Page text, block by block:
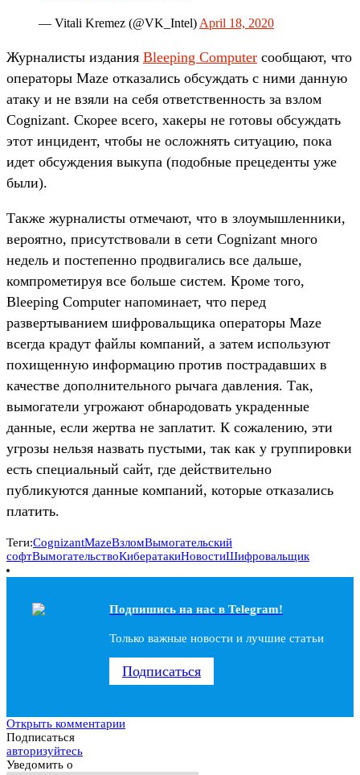
— Vitali Kremez (@VK_Intel) April 18, 2020
Журналисты издания Bleeping Computer сообщают, что
операторы Maze отказались обсуждать с ними данную
атаку и не взяли на себя ответственность за взлом
Cognizant. Скорее всего, хакеры не готовы обсуждать
этот инцидент, чтобы не осложнять ситуацию, пока
идет обсуждения выкупа (подобные прецеденты уже
были).
Также журналисты отмечают, что в злоумышленники,
вероятно, присутствовали в сети Cognizant много
недель и постепенно продвигались все дальше,
компрометируя все больше систем. Кроме того,
Bleeping Computer напоминает, что перед
развертыванием шифровальщика операторы Maze
всегда крадут файлы компаний, а затем используют
похищенную информацию против пострадавших в
качестве дополнительного рычага давления. Так,
вымогатели угрожают обнародовать украденные
данные, если жертва не заплатит. К сожалению, эти
угрозы нельзя назвать пустыми, так как у группировки
есть специальный сайт, где действительно
публикуются данные компаний, которые отказались
платить.
Теги:CognizantMazeВзломВымогательский
софтВымогательствоКибератакиНовостиШифровальщик
Подпишись на наc в Telegram!
Только важные новости и лучшие статьи
Подписаться
Открыть комментарии
Подписаться
авторизуйтесь
Уведомить о